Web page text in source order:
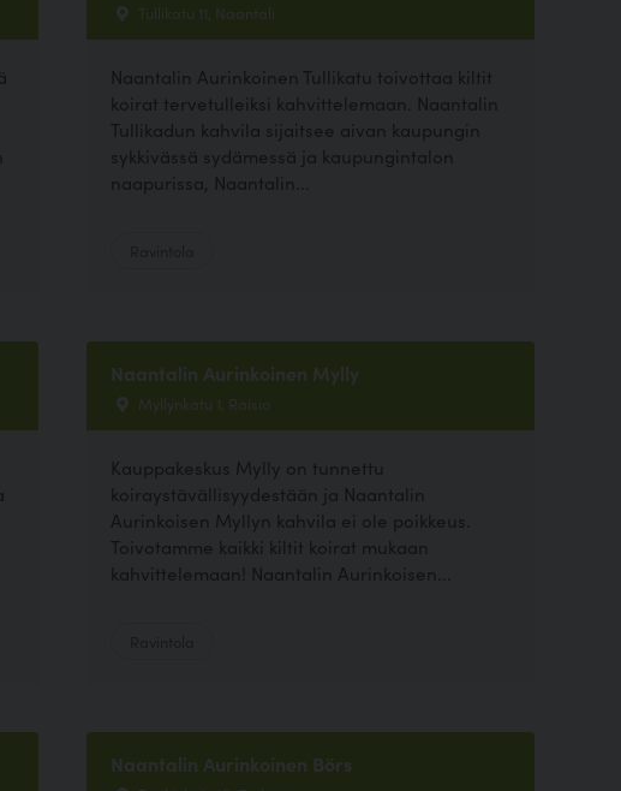
Tullikatu 11, Naantali
Naantalin Aurinkoinen Tullikatu toivottaa kiltit
koirat tervetulleiksi kahvittelemaan. Naantalin
Tullikadun kahvila sijaitsee aivan kaupungin
sykkivässä sydämessä ja kaupungintalon
naapurissa, Naantalin...
Naantalin Aurinkoinen Mylly
Myllynkatu 1, Raisio
Kauppakeskus Mylly on tunnettu
koiraystävällisyydestään ja Naantalin
Aurinkoisen Myllyn kahvila ei ole poikkeus.
Toivotamme kaikki kiltit koirat mukaan
kahvittelemaan! Naantalin Aurinkoisen...
Naantalin Aurinkoinen Börs